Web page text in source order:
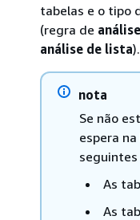
tabelas e o tipo
(regra de
análise de lista).
nota
Se não
espera
As
As